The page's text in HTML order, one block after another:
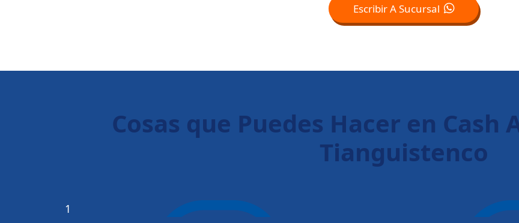
Escribir A Sucursal
Cosas que Puedes Hacer en Cash
Tianguistenco
1